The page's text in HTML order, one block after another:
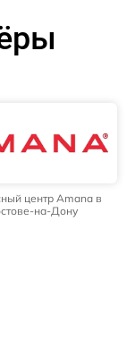
центр Amana в
на-Дону